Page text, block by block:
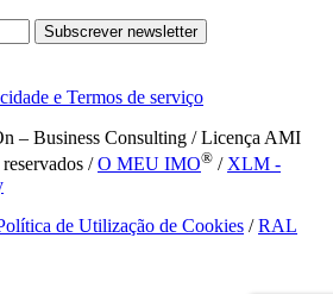
Subscrever newsletter
e Termos de serviço
– Business Consulting / Licença AMI
/O MEU IMO® / XLM -
de Utilização de Cookies /RAL